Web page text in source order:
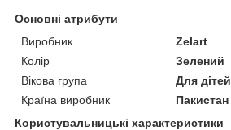
Основні атрибути
Виробник
Zelart
Колір
Зелений
Вікова група
Для дітей
Країна виробник
Пакистан
Користувальницькі характеристики